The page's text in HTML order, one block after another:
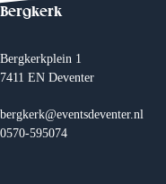
t
N
v
i
g
t
i
e
Bergkerk
Bergkerkplein 1
7411 EN Deventer
bergkerk@eventsdeventer.nl
0570-595074